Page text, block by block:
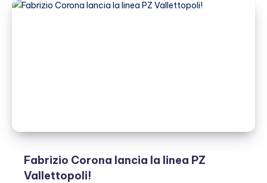
pub!
Fabrizio Corona lancia la linea PZ
Vallettopoli!